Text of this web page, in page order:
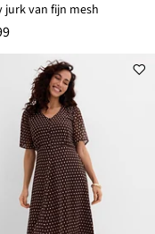
jurk van fijn mesh